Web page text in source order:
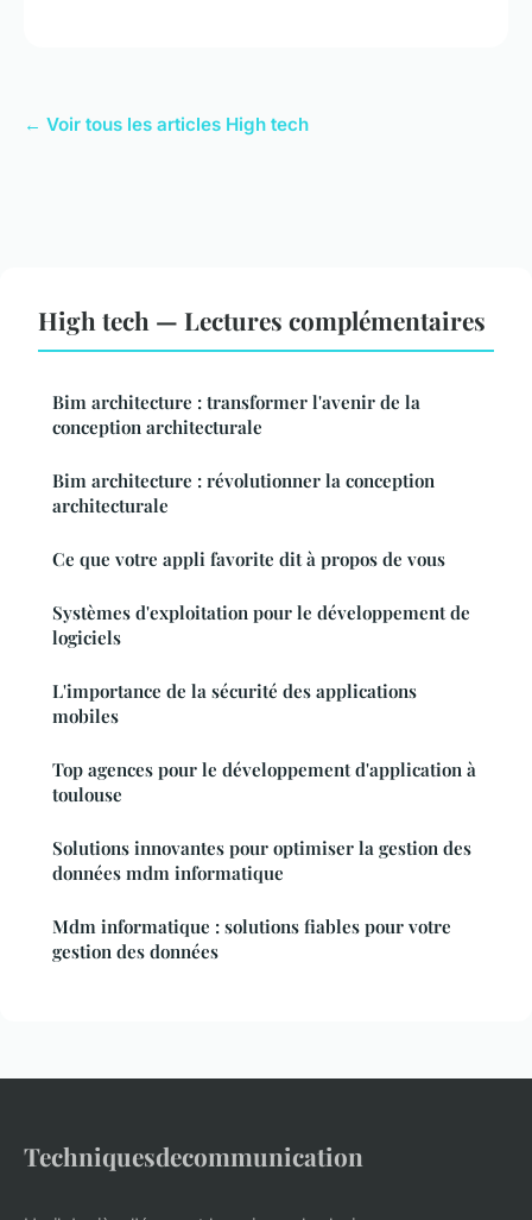
← Voir tous les articles High tech
High tech — Lectures complémentaires
Bim architecture : transformer l'avenir de la
conception architecturale
Bim architecture : révolutionner la conception
architecturale
Ce que votre appli favorite dit à propos de vous
Systèmes d'exploitation pour le développement de
logiciels
L'importance de la sécurité des applications
mobiles
Top agences pour le développement d'application à
toulouse
Solutions innovantes pour optimiser la gestion des
données mdm informatique
Mdm informatique : solutions fiables pour votre
gestion des données
Techniquesdecommunication